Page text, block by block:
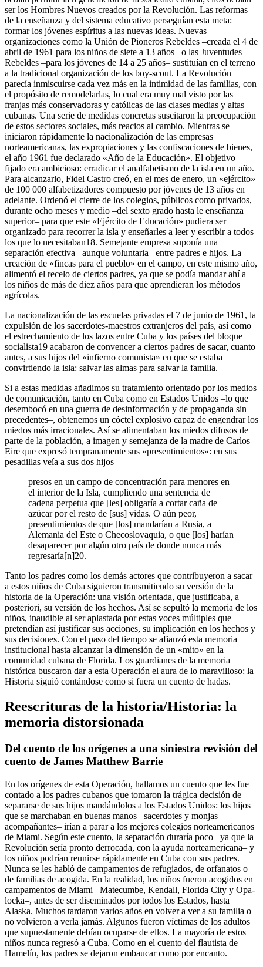
ser los Hombres Nuevos creados por la Revolución. Las reformas
de la enseñanza y del sistema educativo perseguían esta meta:
formar los jóvenes espíritus a las nuevas ideas. Nuevas
organizaciones como la Unión de Pioneros Rebeldes –creada el 4 de
abril de 1961 para los niños de siete a 13 años– o las Juventudes
Rebeldes –para los jóvenes de 14 a 25 años– sustituían en el terreno
a la tradicional organización de los boy-scout. La Revolución
parecía inmiscuirse cada vez más en la intimidad de las familias, con
el propósito de remodelarlas, lo cual era muy mal visto por las
franjas más conservadoras y católicas de las clases medias y altas
cubanas. Una serie de medidas concretas suscitaron la preocupación
de estos sectores sociales, más reacios al cambio. Mientras se
iniciaron rápidamente la nacionalización de las empresas
norteamericanas, las expropiaciones y las confiscaciones de bienes,
el año 1961 fue declarado «Año de la Educación». El objetivo
fijado era ambicioso: erradicar el analfabetismo de la isla en un año.
Para alcanzarlo, Fidel Castro creó, en el mes de enero, un «ejército»
de 100 000 alfabetizadores compuesto por jóvenes de 13 años en
adelante. Ordenó el cierre de los colegios, públicos como privados,
durante ocho meses y medio –del sexto grado hasta le enseñanza
superior– para que este «Ejército de Educación» pudiera ser
organizado para recorrer la isla y enseñarles a leer y escribir a todos
los que lo necesitaban18. Semejante empresa suponía una
separación efectiva –aunque voluntaria– entre padres e hijos. La
creación de «fincas para el pueblo» en el campo, en este mismo año,
alimentó el recelo de ciertos padres, ya que se podía mandar ahí a
los niños de más de diez años para que aprendieran los métodos
agrícolas.
La nacionalización de las escuelas privadas el 7 de junio de 1961, la
expulsión de los sacerdotes-maestros extranjeros del país, así como
el estrechamiento de los lazos entre Cuba y los países del bloque
socialista19 acabaron de convencer a ciertos padres de sacar, cuanto
antes, a sus hijos del «infierno comunista» en que se estaba
convirtiendo la isla: salvar las almas para salvar la familia.
Si a estas medidas añadimos su tratamiento orientado por los medios
de comunicación, tanto en Cuba como en Estados Unidos –lo que
desembocó en una guerra de desinformación y de propaganda sin
precedentes–, obtenemos un cóctel explosivo capaz de engendrar los
miedos más irracionales. Así se alimentaban los miedos difusos de
parte de la población, a imagen y semejanza de la madre de Carlos
Eire que expresó tempranamente sus «presentimientos»: en sus
pesadillas veía a sus dos hijos
presos en un campo de concentración para menores en
el interior de la Isla, cumpliendo una sentencia de
cadena perpetua que [les] obligaría a cortar caña de
azúcar por el resto de [sus] vidas. O aún peor,
presentimientos de que [los] mandarían a Rusia, a
Alemania del Este o Checoslovaquia, o que [los] harían
desaparecer por algún otro país de donde nunca más
regresaría[n]20.
Tanto los padres como los demás actores que contribuyeron a sacar
a estos niños de Cuba siguieron transmitiendo su versión de la
historia de la Operación: una visión orientada, que justificaba, a
posteriori, su versión de los hechos. Así se sepultó la memoria de los
niños, inaudible al ser aplastada por estas voces múltiples que
pretendían así justificar sus acciones, su implicación en los hechos y
sus decisiones. Con el paso del tiempo se afianzó esta memoria
institucional hasta alcanzar la dimensión de un «mito» en la
comunidad cubana de Florida. Los guardianes de la memoria
histórica buscaron dar a esta Operación el aura de lo maravilloso: la
Historia siguió contándose como si fuera un cuento de hadas.
Reescrituras de la historia/Historia: la
memoria distorsionada
Del cuento de los orígenes a una siniestra revisión del
cuento de James Matthew Barrie
En los orígenes de esta Operación, hallamos un cuento que les fue
contado a los padres cubanos que tomaron la trágica decisión de
separarse de sus hijos mandándolos a los Estados Unidos: los hijos
que se marchaban en buenas manos –sacerdotes y monjas
acompañantes– irían a parar a los mejores colegios norteamericanos
de Miami. Según este cuento, la separación duraría poco –ya que la
Revolución sería pronto derrocada, con la ayuda norteamericana– y
los niños podrían reunirse rápidamente en Cuba con sus padres.
Nunca se les habló de campamentos de refugiados, de orfanatos o
de familias de acogida. En la realidad, los niños fueron acogidos en
campamentos de Miami –Matecumbe, Kendall, Florida City y Opa-
locka–, antes de ser diseminados por todos los Estados, hasta
Alaska. Muchos tardaron varios años en volver a ver a su familia o
no volvieron a verla jamás. Algunos fueron víctimas de los adultos
que supuestamente debían ocuparse de ellos. La mayoría de estos
niños nunca regresó a Cuba. Como en el cuento del flautista de
Hamelín, los padres se dejaron embaucar como por encanto.